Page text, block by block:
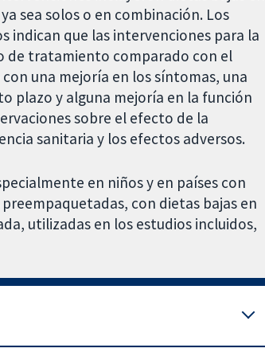
sea solos o en combinación. Los
indican que las intervenciones para la
de tratamiento comparado con el
una mejoría en los síntomas, una
plazo y alguna mejoría en la función
sobre el efecto de la
sanitaria y los efectos adversos.
en niños y en países con
con dietas bajas en
utilizadas en los estudios incluidos,